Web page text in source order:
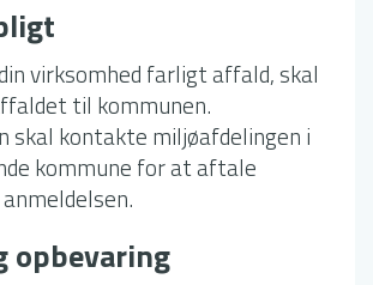
virksomhed farligt affald, skal
til kommunen.
skal kontakte miljøafdelingen i
kommune for at aftale
opbevaring